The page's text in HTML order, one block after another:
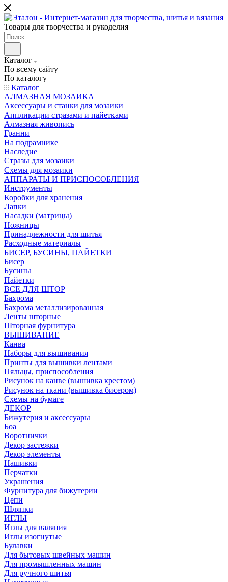
Товары для творчества и рукоделия
Каталог
По всему сайту
По каталогу
Каталог
АЛМАЗНАЯ МОЗАИКА
Аксессуары и станки для мозаики
Аппликации стразами и пайетками
Алмазная живопись
Гранни
На подрамнике
Наследие
Стразы для мозаики
Схемы для мозаики
АППАРАТЫ И ПРИСПОСОБЛЕНИЯ
Инструменты
Коробки для хранения
Лапки
Насадки (матрицы)
Ножницы
Принадлежности для шитья
Расходные материалы
БИСЕР, БУСИНЫ, ПАЙЕТКИ
Бисер
Бусины
Пайетки
ВСЕ ДЛЯ ШТОР
Бахрома
Бахрома металлизированная
Ленты шторные
Шторная фурнитура
ВЫШИВАНИЕ
Канва
Наборы для вышивания
Принты для вышивки лентами
Пяльцы, приспособления
Рисунок на канве (вышивка крестом)
Рисунок на ткани (вышивка бисером)
Схемы на бумаге
ДЕКОР
Бижутерия и аксессуары
Боа
Воротнички
Декор застежки
Декор элементы
Нашивки
Перчатки
Украшения
Фурнитура для бижутерии
Цепи
Шляпки
ИГЛЫ
Иглы для валяния
Иглы изогнутые
Булавки
Для бытовых швейных машин
Для промышленных машин
Для ручного шитья